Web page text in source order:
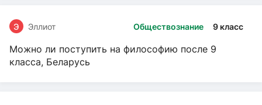
Обществознание 9 класс
Э Эллиот
Можно ли поступить на философию после 9
класса, Беларусь